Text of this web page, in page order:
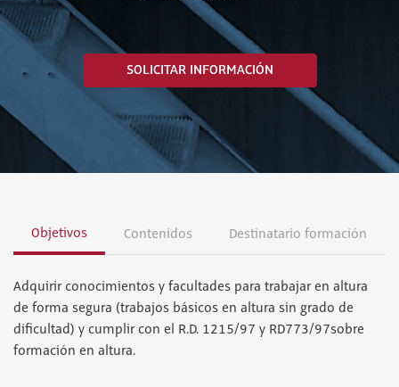
SOLICITAR INFORMACIÓN
Objetivos Contenidos Destinatario formación
Adquirir conocimientos y facultades para trabajar en altura
de forma segura (trabajos básicos en altura sin grado de
dificultad) y cumplir con el R.D. 1215/97 y RD773/97sobre
formación en altura.